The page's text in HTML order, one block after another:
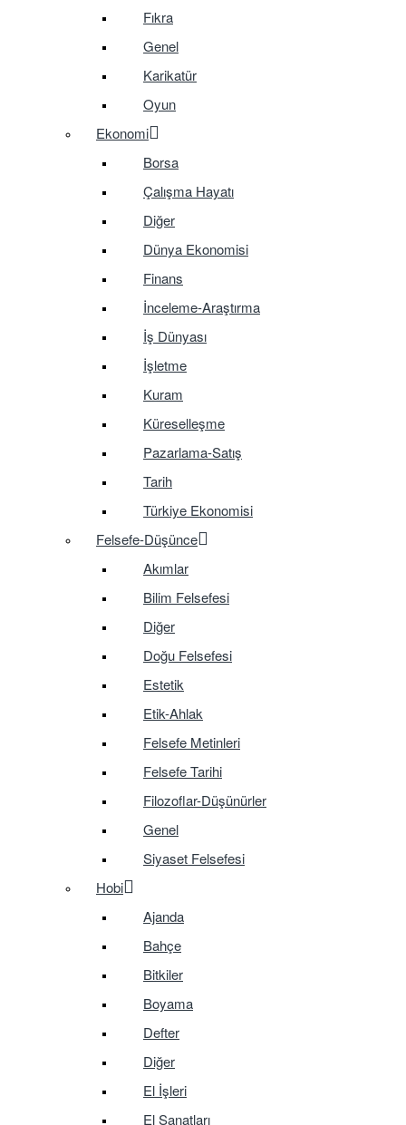
Fıkra
Genel
Karikatür
Oyun
Ekonomi
Borsa
Çalışma Hayatı
Diğer
Dünya Ekonomisi
Finans
İnceleme-Araştırma
İş Dünyası
İşletme
Kuram
Küreselleşme
Pazarlama-Satış
Tarih
Türkiye Ekonomisi
Felsefe-Düşünce
Akımlar
Bilim Felsefesi
Diğer
Doğu Felsefesi
Estetik
Etik-Ahlak
Felsefe Metinleri
Felsefe Tarihi
Filozoflar-Düşünürler
Genel
Siyaset Felsefesi
Hobi
Ajanda
Bahçe
Bitkiler
Boyama
Defter
Diğer
El İşleri
El Sanatları